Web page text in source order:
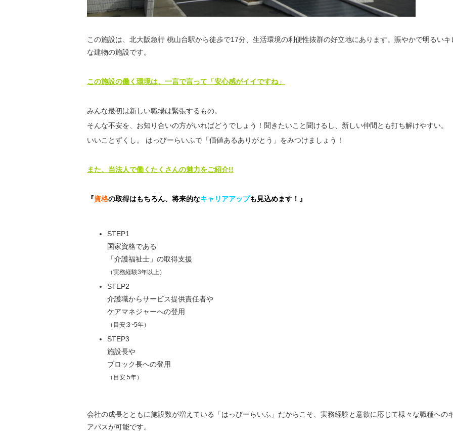
この施設は、北大阪急行 桃山台駅から徒歩で17分、生活環境の利便性抜群の好立地にあります。賑やかで明るいキ
な建物の施設です。
この施設の働く環境は、一言で言って「安心感がイイですね」
みんな最初は新しい職場は緊張するもの。
そんな不安を、お知り合いの方がいればどうでしょう！聞きたいこと聞けるし、新しい仲間とも打ち解けやすい。
いいことずくし。 はっぴーらいふで「価値あるありがとう」をみつけましょう！
また、当法人で働くたくさんの魅力をご紹介!!
『資格の取得はもちろん、将来的なキャリアアップも見込めます！』
STEP1
国家資格である
「介護福祉士」の取得支援
（実務経験3年以上）
STEP2
介護職からサービス提供責任者や
ケアマネジャーへの登用
（目安:3~5年）
STEP3
施設長や
ブロック長への登用
（目安:5年）
会社の成長とともに施設数が増えている「はっぴーらいふ」だからこそ、実務経験と意欲に応じて様々な職種への
アパスが可能です。